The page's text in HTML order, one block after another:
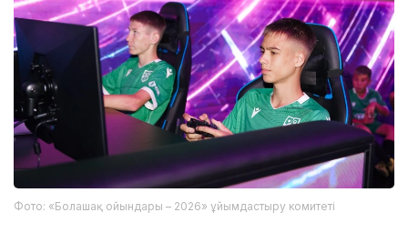
Фото: «Болашақ ойындары – 2026» ұйымдастыру комитеті